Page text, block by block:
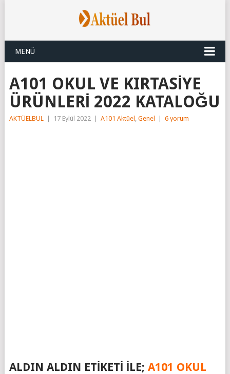
MENÜ
A101 OKUL VE KIRTASİYE
ÜRÜNLERİ 2022 KATALOĞU
AKTÜELBUL 17 Eylül 2022 A101 Aktüel , Genel 6 yorum
ALDIN ALDIN ETIKETI ILE; A101 OKUL